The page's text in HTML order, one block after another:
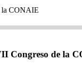
Congreso de la